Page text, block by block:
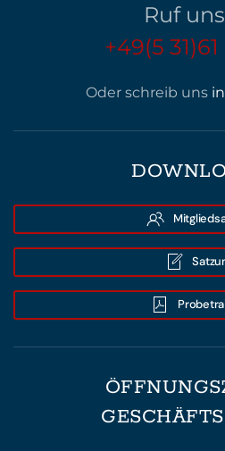
Ruf
+49(5
Oder schreib uns